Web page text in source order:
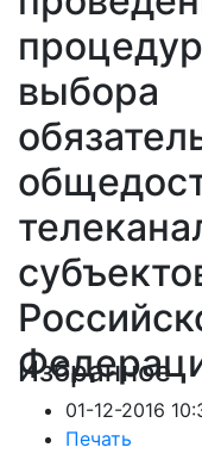
выбора
Избранное
01-12-2016
Печать